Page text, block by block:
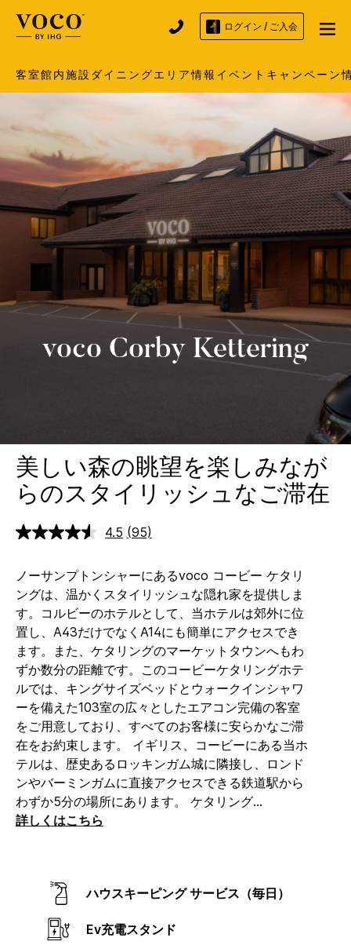
ログイン / ご入会
客室館内施設 ダイニングエリア情報 イベント キャンペーン
voco Corby Kettering
美しい森の眺望を楽しみなが
らのスタイリッシュなご滞在
4.5 レ
ー
を
読
む.
同
じ
ペ
ー
ジ
の
リ
ン
ク。
(95)
ノーサンプトンシャーにあるvoco コービー ケタリ
ングは、温かくスタイリッシュな隠れ家を提供しま
す。コルビーのホテルとして、当ホテルは郊外に位
置し、A43だけでなくA14にも簡単にアクセスでき
ます。また、ケタリングのマーケットタウンへもわ
ずか数分の距離です。このコービーケタリングホテ
ルでは、キングサイズベッドとウォークインシャワ
ーを備えた103室の広々としたエアコン完備の客室
をご用意しており、すべてのお客様に安らかなご滞
在をお約束します。
イギリス、コービーにある当ホ
テルは、歴史あるロッキンガム城に隣接し、ロンド
ンやバーミンガムに直接アクセスできる鉄道駅から
わずか5分の場所にあります。 ケタリング...
詳しくはこちら
ハウスキーピング サービス（毎日）
Ev充電スタンド